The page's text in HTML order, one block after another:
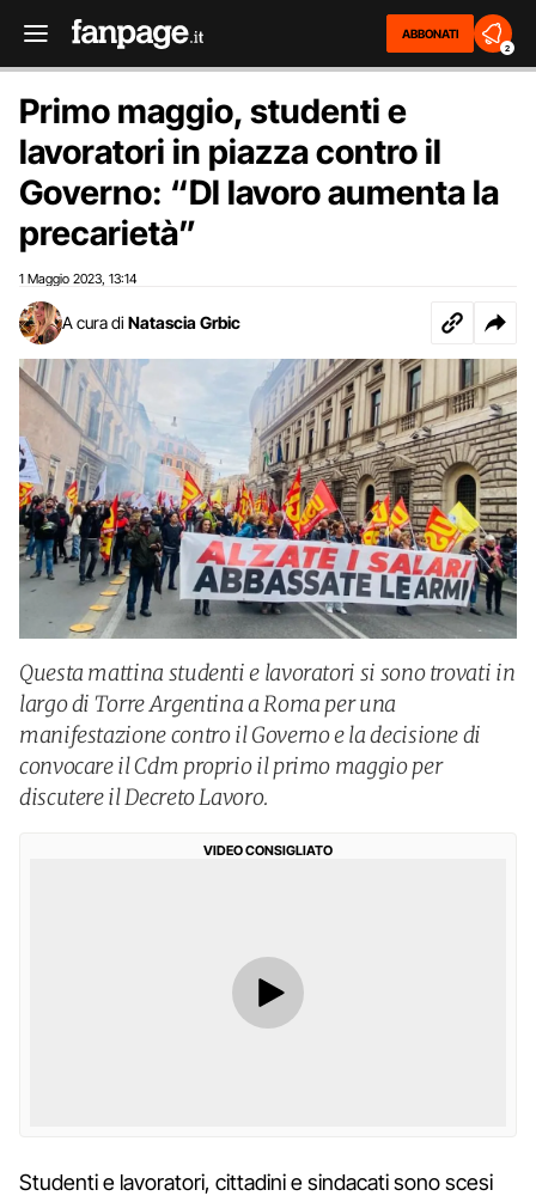
ABBONATI
2
Primo maggio, studenti e
lavoratori in piazza contro il
Governo: “Dl lavoro aumenta la
precarietà”
1 Maggio 2023 13:14
A cura di Natascia Grbic
Questa mattina studenti e lavoratori si sono trovati in
largo di Torre Argentina a Roma per una
manifestazione contro il Governo e la decisione di
convocare il Cdm proprio il primo maggio per
discutere il Decreto Lavoro.
VIDEO CONSIGLIATO
Studenti e lavoratori, cittadini e sindacati sono scesi